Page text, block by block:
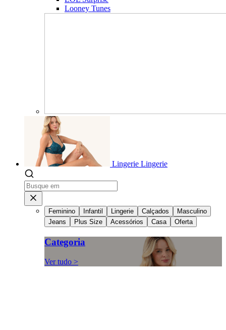
Looney Tunes
Lingerie Lingerie
Feminino Infantil Lingerie Calçados
Masculino
Jeans
Plus Size Acessórios Casa Oferta
Categoria
Ver tudo >